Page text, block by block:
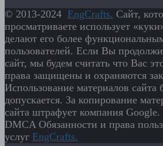
© 2013-2024 EngСrafts. Сайт,
просматриваете использует
делают его более
пользователей. Если Вы
сайт, мы будем считать что Вас
права защищены и охраняются
Использование материалов сайта
допускается. За копирование
сайта штрафует компания Google.
DMCA Обязанности и права
услуг EngСrafts.